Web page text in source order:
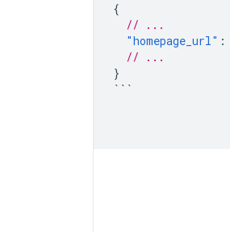
{
// ...
"homepage_url" :
// ...
}
```